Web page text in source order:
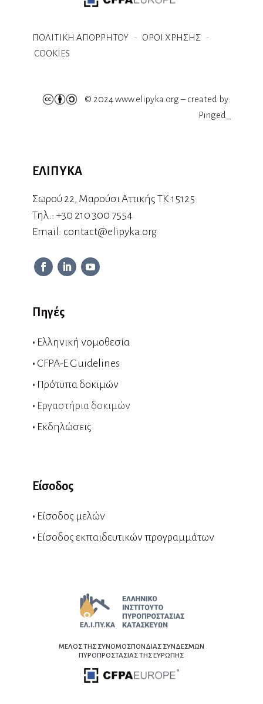
ΠΟΛΙΤΙΚΗ ΑΠΟΡΡΗΤΟΥ- ΟΡΟΙ ΧΡΗΣΗΣ-
COOKIES
© 2024 www.elipyka.org – created by:
Pinged_
ΕΛΙΠΥΚΑ
Σωρού 22, Μαρούσι Αττικής ΤΚ 15125
Τηλ.: +30 210 300 7554
Εmail: contact@elipyka.org
Πηγές
• Ελληνική νομοθεσία
• CFPA-E Guidelines
• Πρότυπα δοκιμών
• Εργαστήρια δοκιμών
• Εκδηλώσεις
Είσοδος
• Είσοδος μελών
• Είσοδος εκπαιδευτικών προγραμμάτων
ΜΕΛΟΣ ΤΗΣ ΣΥΝΟΜΟΣΠΟΝΔΙΑΣ ΣΥΝΔΕΣΜΩΝ
ΠΥΡΟΠΡΟΣΤΑΣΙΑΣ ΤΗΣ ΕΥΡΩΠΗΣ